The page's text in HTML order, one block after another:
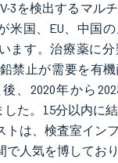
3を検出するマル
米国、EU、中国
ます。治療薬に
禁止が需要を有
、2020年から
した。15分以内に
トは、検査室イン
で人気を博してお